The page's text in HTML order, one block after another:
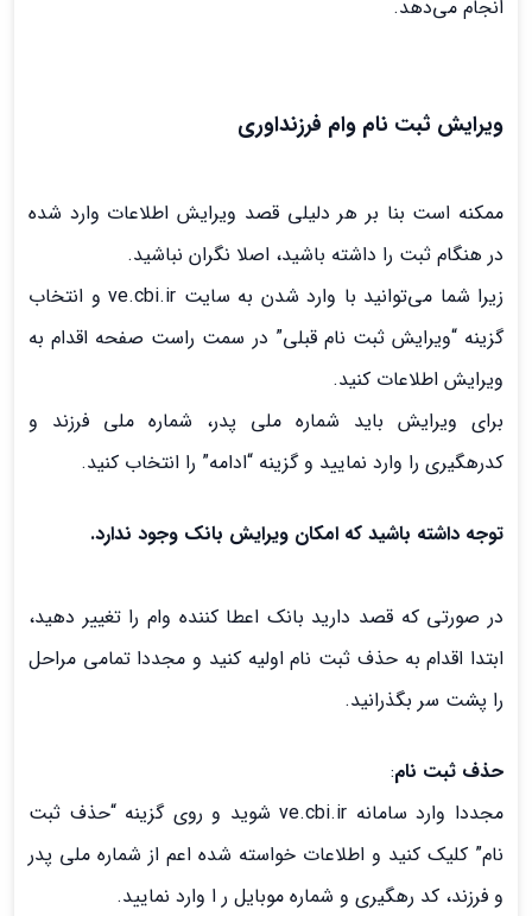
انجام می‌دهد.
ویرایش ثبت نام وام فرزنداوری
ممکنه است بنا بر هر دلیلی قصد ویرایش اطلاعات وارد شده
در هنگام ثبت را داشته باشید، اصلا نگران نباشید.
زیرا شما می‌توانید با وارد شدن به سایت ve.cbi.ir و انتخاب
گزینه “ویرایش ثبت نام قبلی” در سمت راست صفحه اقدام به
ویرایش اطلاعات کنید.
برای ویرایش باید شماره ملی پدر، شماره ملی فرزند و
کدرهگیری را وارد نمایید و گزینه “ادامه” را انتخاب کنید.
توجه داشته باشید که امکان ویرایش بانک وجود ندارد.
در صورتی که قصد دارید بانک اعطا کننده وام را تغییر دهید،
ابتدا اقدام به حذف ثبت نام اولیه کنید و مجددا تمامی مراحل
را پشت سر بگذرانید.
حذف ثبت نام:
مجددا وارد سامانه ve.cbi.ir شوید و روی گزینه “حذف ثبت
نام” کلیک کنید و اطلاعات خواسته شده اعم از شماره ملی پدر
و فرزند، کد رهگیری و شماره موبایل ر ا وارد نمایید.